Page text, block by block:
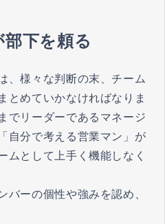
下を頼る
、様々な判断の末、チーム
とめていかなければなりま
でリーダーであるマネージ
自分で考える営業マン」が
ムとして上手く機能しなく
バーの個性や強みを認め、